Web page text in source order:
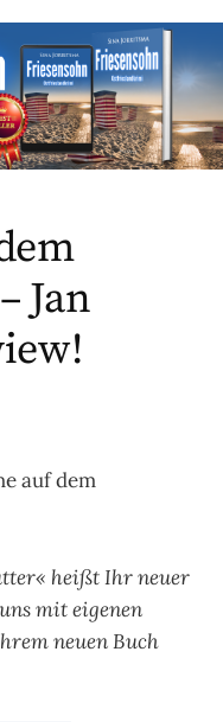
Jan
auf dem
heißt Ihr neuer
mit eigenen
neuen Buch